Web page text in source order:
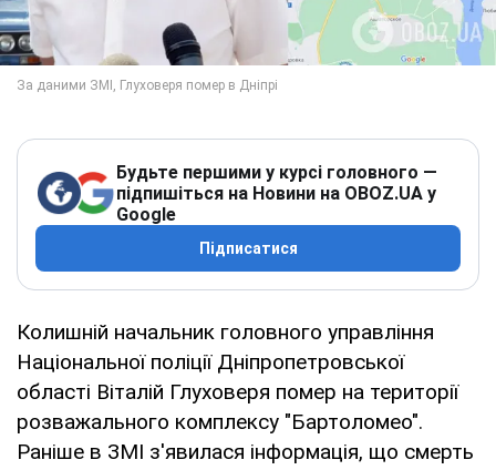
Будьте першими у курсі головного —
підпишіться на Новини на OBOZ.UA у
Google
Підписатися
Колишній начальник головного управління
Національної поліції Дніпропетровської
області Віталій Глуховеря помер на території
розважального комплексу "Бартоломео".
Раніше в ЗМІ з'явилася інформація, що смерть